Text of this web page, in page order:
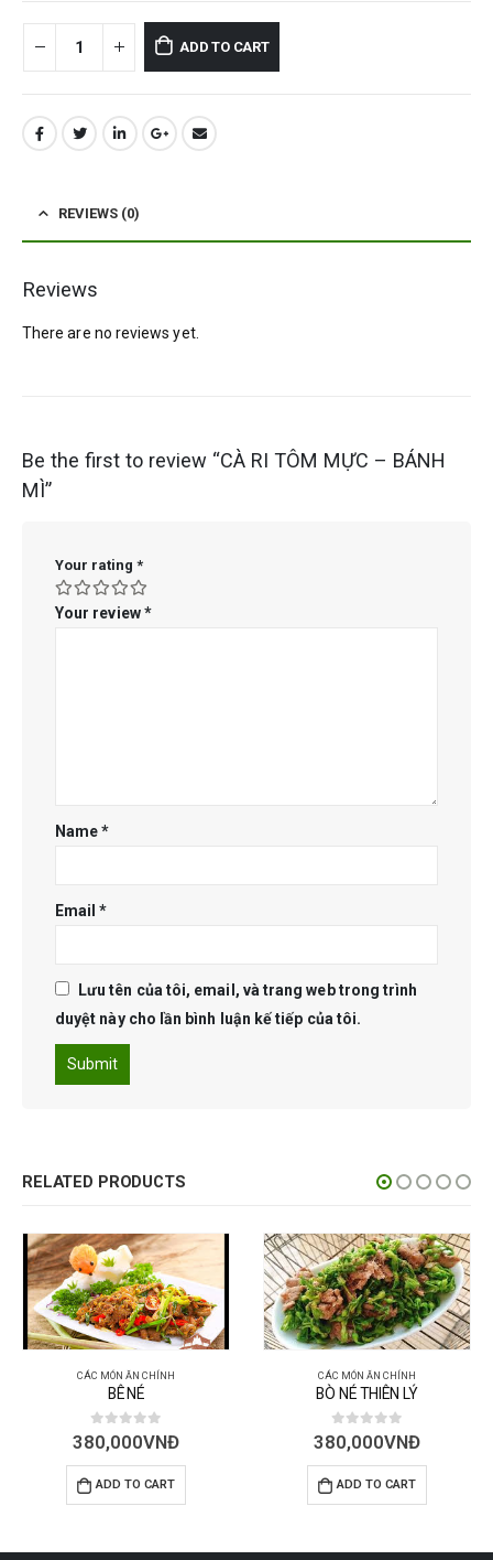
ADD TO CART
REVIEWS (0)
Reviews
There are no reviews yet.
Be the first to review “CÀ RI TÔM MỰC – BÁNH
MÌ”
Your rating *
Your review*
Name*
Email*
Lưu tên của tôi, email, và trang web trong trình
duyệt này cho lần bình luận kế tiếp của tôi.
RELATED PRODUCTS
CÁC MÓN ĂN CHÍNH
BÒ NÉ THIÊN LÝ
0out of 5
380,000VNĐ
ADD TO CART
CÁC MÓN ĂN CHÍNH
0out of 5
350,000VNĐ
ADD TO CART